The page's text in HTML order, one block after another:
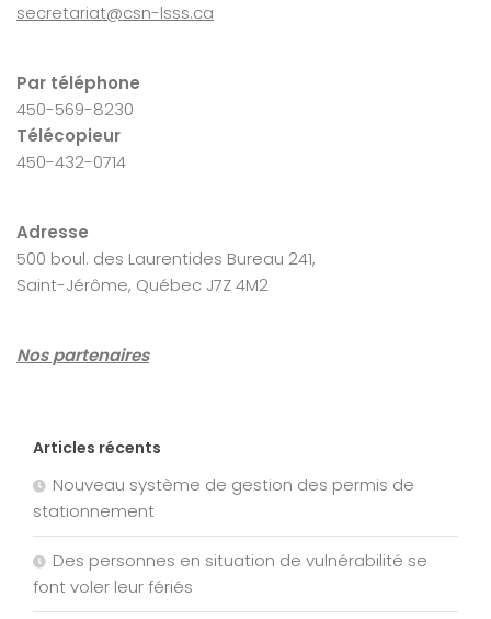
secretariat@csn-lsss.ca
Par téléphone
450-569-8230
Télécopieur
450-432-0714
Adresse
500 boul. des Laurentides Bureau 241,
Saint-Jérôme, Québec J7Z 4M2
Nos partenaires
Articles récents
Nouveau système de gestion des permis de
stationnement
Des personnes en situation de vulnérabilité se
font voler leur fériés